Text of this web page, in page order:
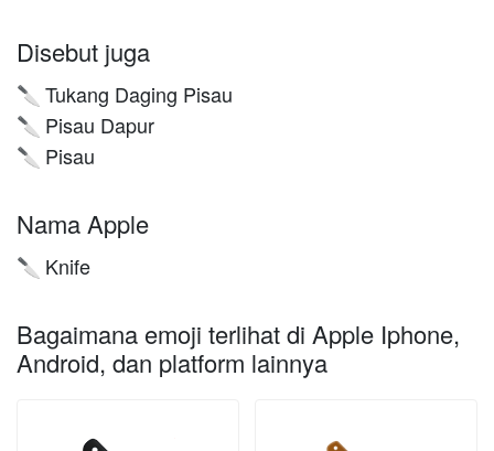
Disebut juga
🔪 Tukang Daging Pisau
🔪 Pisau Dapur
🔪 Pisau
Nama Apple
🔪 Knife
Bagaimana emoji terlihat di Apple Iphone,
Android, dan platform lainnya